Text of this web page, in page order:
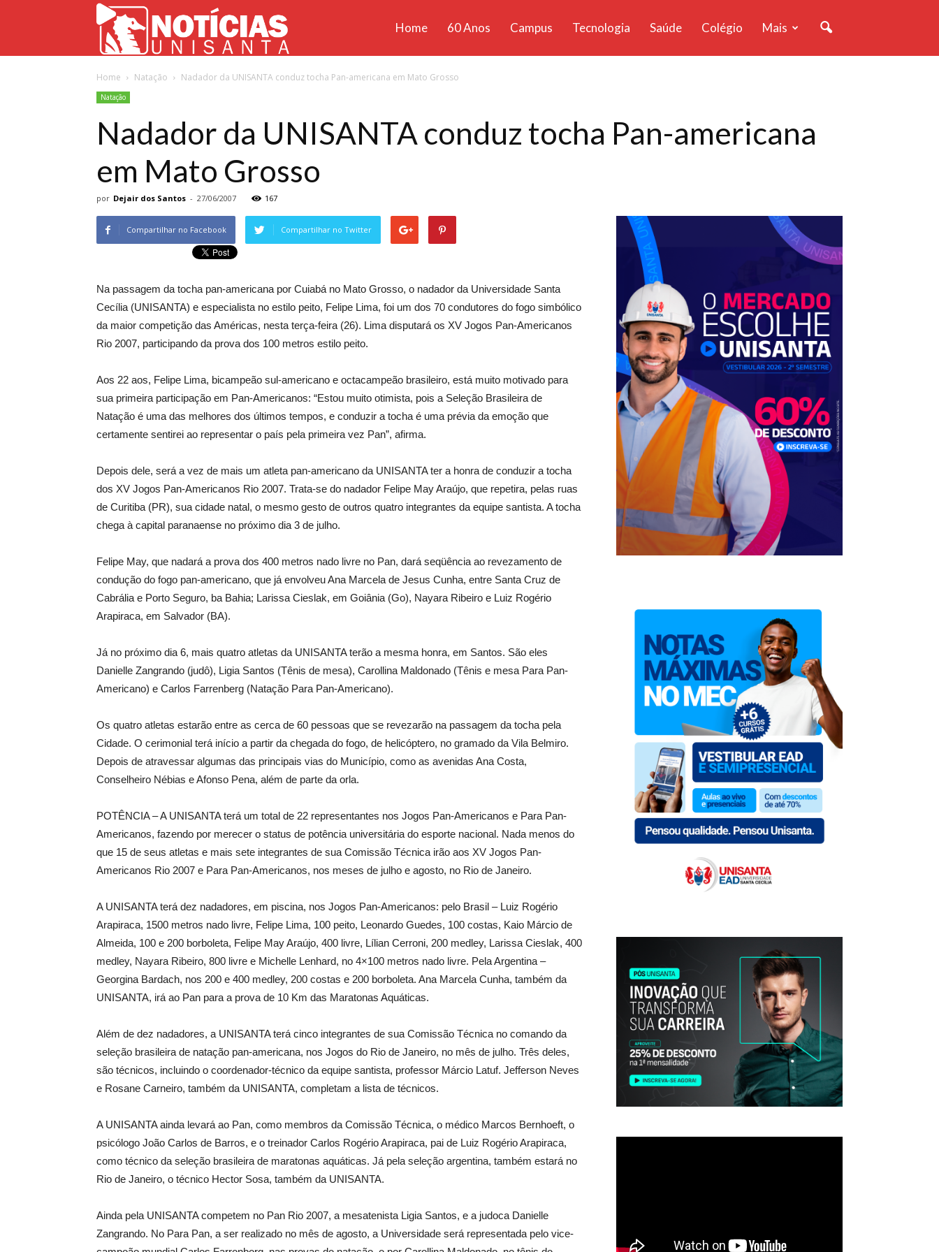
Unisanta
Home 60 Anos Campus Tecnologia Saúde Colégio Mais
Home Natação Nadador da UNISANTA conduz tocha Pan-americana em Mato Grosso
Natação
Nadador da UNISANTA conduz tocha Pan-americana
em Mato Grosso
por Dejair dos Santos - 27/06/2007 167
Compartilhar no Facebook Compartilhar no Twitter
Na passagem da tocha pan-americana por Cuiabá no Mato Grosso, o nadador da Universidade Santa
Cecília (UNISANTA) e especialista no estilo peito, Felipe Lima, foi um dos 70 condutores do fogo simbólico
da maior competição das Américas, nesta terça-feira (26). Lima disputará os XV Jogos Pan-Americanos
Rio 2007, participando da prova dos 100 metros estilo peito.
Aos 22 aos, Felipe Lima, bicampeão sul-americano e octacampeão brasileiro, está muito motivado para
sua primeira participação em Pan-Americanos: “Estou muito otimista, pois a Seleção Brasileira de
Natação é uma das melhores dos últimos tempos, e conduzir a tocha é uma prévia da emoção que
certamente sentirei ao representar o país pela primeira vez Pan”, afirma.
Depois dele, será a vez de mais um atleta pan-americano da UNISANTA ter a honra de conduzir a tocha
dos XV Jogos Pan-Americanos Rio 2007. Trata-se do nadador Felipe May Araújo, que repetira, pelas ruas
de Curitiba (PR), sua cidade natal, o mesmo gesto de outros quatro integrantes da equipe santista. A tocha
chega à capital paranaense no próximo dia 3 de julho.
Felipe May, que nadará a prova dos 400 metros nado livre no Pan, dará seqüência ao revezamento de
condução do fogo pan-americano, que já envolveu Ana Marcela de Jesus Cunha, entre Santa Cruz de
Cabrália e Porto Seguro, ba Bahia; Larissa Cieslak, em Goiânia (Go), Nayara Ribeiro e Luiz Rogério
Arapiraca, em Salvador (BA).
Já no próximo dia 6, mais quatro atletas da UNISANTA terão a mesma honra, em Santos. São eles
Danielle Zangrando (judô), Ligia Santos (Tênis de mesa), Carollina Maldonado (Tênis e mesa Para Pan-
Americano) e Carlos Farrenberg (Natação Para Pan-Americano).
Os quatro atletas estarão entre as cerca de 60 pessoas que se revezarão na passagem da tocha pela
Cidade. O cerimonial terá início a partir da chegada do fogo, de helicóptero, no gramado da Vila Belmiro.
Depois de atravessar algumas das principais vias do Município, como as avenidas Ana Costa,
Conselheiro Nébias e Afonso Pena, além de parte da orla.
POTÊNCIA – A UNISANTA terá um total de 22 representantes nos Jogos Pan-Americanos e Para Pan-
Americanos, fazendo por merecer o status de potência universitária do esporte nacional. Nada menos do
que 15 de seus atletas e mais sete integrantes de sua Comissão Técnica irão aos XV Jogos Pan-
Americanos Rio 2007 e Para Pan-Americanos, nos meses de julho e agosto, no Rio de Janeiro.
A UNISANTA terá dez nadadores, em piscina, nos Jogos Pan-Americanos: pelo Brasil – Luiz Rogério
Arapiraca, 1500 metros nado livre, Felipe Lima, 100 peito, Leonardo Guedes, 100 costas, Kaio Márcio de
Almeida, 100 e 200 borboleta, Felipe May Araújo, 400 livre, Lílian Cerroni, 200 medley, Larissa Cieslak, 400
medley, Nayara Ribeiro, 800 livre e Michelle Lenhard, no 4×100 metros nado livre. Pela Argentina –
Georgina Bardach, nos 200 e 400 medley, 200 costas e 200 borboleta. Ana Marcela Cunha, também da
UNISANTA, irá ao Pan para a prova de 10 Km das Maratonas Aquáticas.
Além de dez nadadores, a UNISANTA terá cinco integrantes de sua Comissão Técnica no comando da
seleção brasileira de natação pan-americana, nos Jogos do Rio de Janeiro, no mês de julho. Três deles,
são técnicos, incluindo o coordenador-técnico da equipe santista, professor Márcio Latuf. Jefferson Neves
e Rosane Carneiro, também da UNISANTA, completam a lista de técnicos.
A UNISANTA ainda levará ao Pan, como membros da Comissão Técnica, o médico Marcos Bernhoeft, o
psicólogo João Carlos de Barros, e o treinador Carlos Rogério Arapiraca, pai de Luiz Rogério Arapiraca,
como técnico da seleção brasileira de maratonas aquáticas. Já pela seleção argentina, também estará no
Rio de Janeiro, o técnico Hector Sosa, também da UNISANTA.
Ainda pela UNISANTA competem no Pan Rio 2007, a mesatenista Ligia Santos, e a judoca Danielle
Zangrando. No Para Pan, a ser realizado no mês de agosto, a Universidade será representada pelo vice-